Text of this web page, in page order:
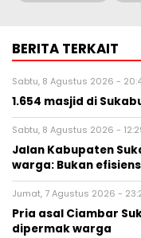
BERITA TERKAIT
Sabtu, 8 Agustus 2026 -
1.654 masjid di
Sabtu, 8 Agustus 2026 -
Jalan Kabupaten
warga: Bukan
Jumat, 7 Agustus 2026 -
Pria asal Ciambar
dipermak warga